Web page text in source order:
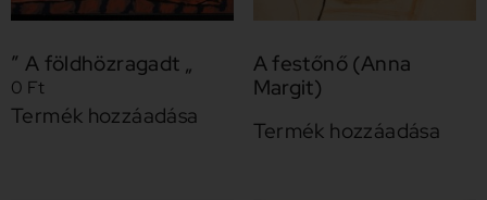
” A földhözragadt „
0 Ft
Termék hozzáadása
A festőnő (Anna
Margit)
Termék hozzáadása